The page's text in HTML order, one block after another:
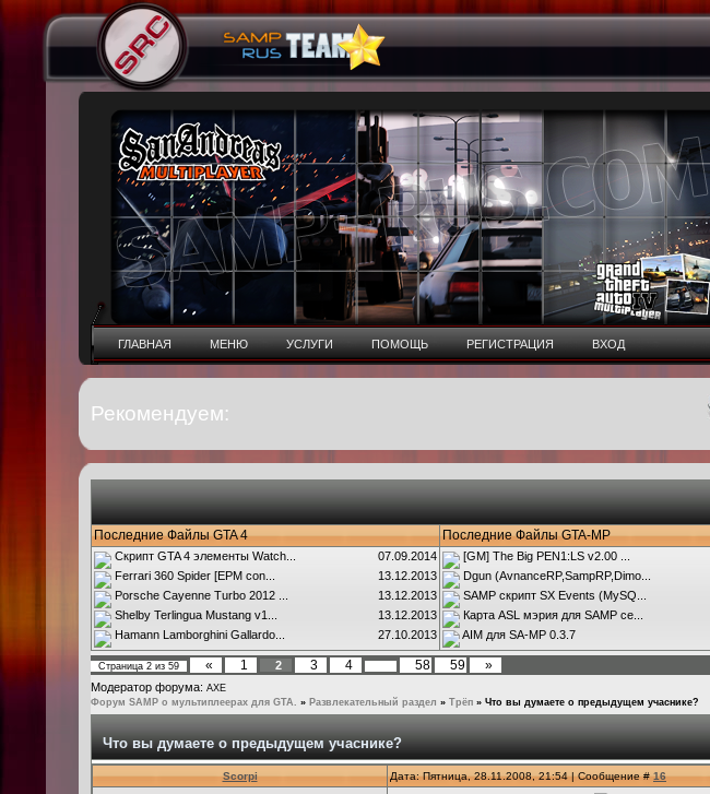
ГЛАВНАЯ МЕНЮ УСЛУГИ ПОМОЩЬ РЕГИСТРАЦИЯ ВХОД
Рекомендуем:
Последние Файлы GTA 4 Последние Файлы GTA-MP
Скрипт GTA 4 элементы Watch...
07.09.2014
Ferrari 360 Spider [EPM con...
13.12.2013
Porsche Cayenne Turbo 2012 ...
13.12.2013
Shelby Terlingua Mustang v1...
13.12.2013
Hamann Lamborghini Gallardo...
27.10.2013
[GM] The Big PEN1:LS v2.00 ...
Dgun (AvnanceRP,SampRP,Dimo...
SAMP скрипт SX Events (MySQ...
Карта ASL мэрия для SAMP се...
AIM для SA-MP 0.3.7
Страница 2 из 59 « 1 2 3 4 58 59 »
Модератор форума: AXE
Форум SAMP о мультиплеерах для GTA. » Развлекательный раздел » Трёп » Что вы думаете о предыдущем учаснике?
Что вы думаете о предыдущем учаснике?
Scorpi Дата: Пятница, 28.11.2008, 21:54 | Сообщение #16